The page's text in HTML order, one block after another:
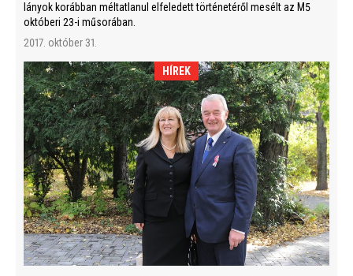
lányok korábban méltatlanul elfeledett történetéről mesélt az M5
októberi 23-i műsorában.
2017. október 31.
HÍREK